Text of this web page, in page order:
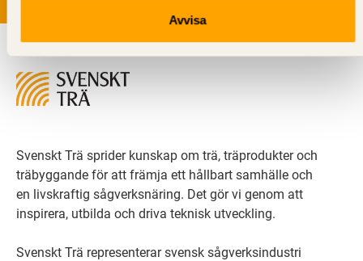
Avvisa
Svenskt Trä sprider kunskap om trä, träprodukter och
träbyggande för att främja ett hållbart samhälle och
en livskraftig sågverksnäring. Det gör vi genom att
inspirera, utbilda och driva teknisk utveckling.
Svenskt Trä representerar svensk sågverksindustri